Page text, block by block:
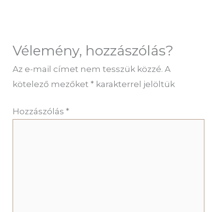
Vélemény, hozzászólás?
Az e-mail címet nem tesszük közzé. A
kötelező mezőket* karakterrel jelöltük
Hozzászólás*